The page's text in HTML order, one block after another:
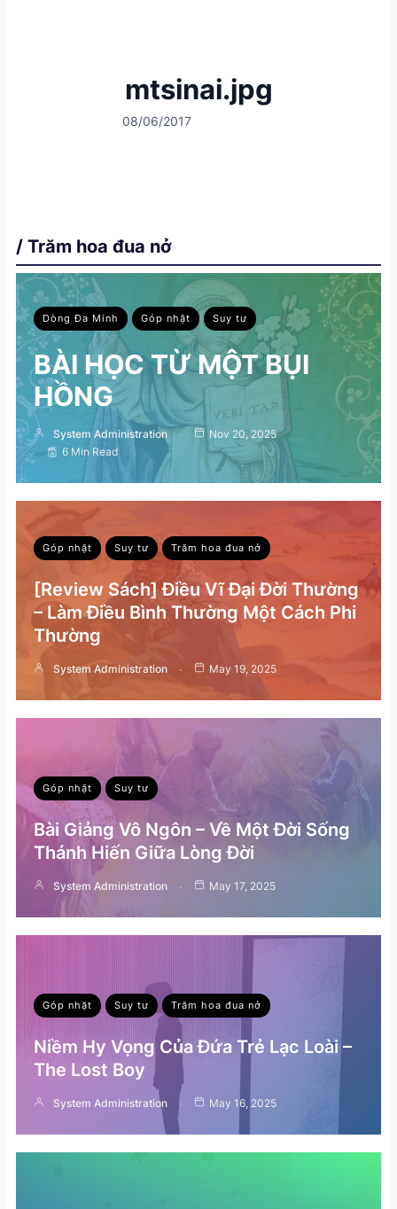
mtsinai.jpg
08/06/2017
/ Trăm hoa đua nở
Dòng Đa Minh Góp nhặt Suy tư
BÀI HỌC TỪ MỘT BỤI
HỒNG
System Administration
Nov 20, 2025
6 Min Read
Góp nhặt Suy tư Trăm hoa đua nở
[Review Sách] Điều Vĩ Đại Đời Thường
– Làm Điều Bình Thường Một Cách Phi
Thường
System Administration May 19, 2025
Góp nhặt Suy tư
Bài Giảng Vô Ngôn – Về Một Đời Sống
Thánh Hiến Giữa Lòng Đời
System Administration May 17, 2025
Góp nhặt Suy tư Trăm hoa đua nở
Niềm Hy Vọng Của Đứa Trẻ Lạc Loài –
The Lost Boy
System Administration May 16, 2025